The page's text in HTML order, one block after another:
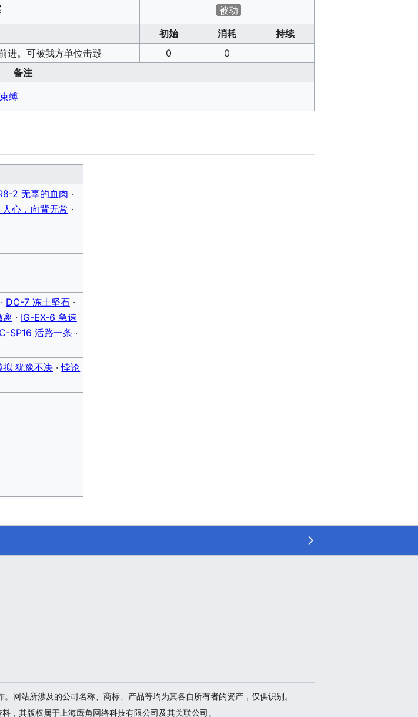
被动
初始 消耗
持续
进。可被我方单位击毁 0
0
备注
束缚
2 无辜的血肉 ·
心，向背无常 ·
· DC-7 冻土坚石·
离· IG-EX-6 急速
SP16 活路一条 ·
拟 犹豫不决 ·悖论
网站所涉及的公司名称、商标、产品等均为其各自所有者的资产，仅供识别。
，其版权属于上海鹰角网络科技有限公司及其关联公司。